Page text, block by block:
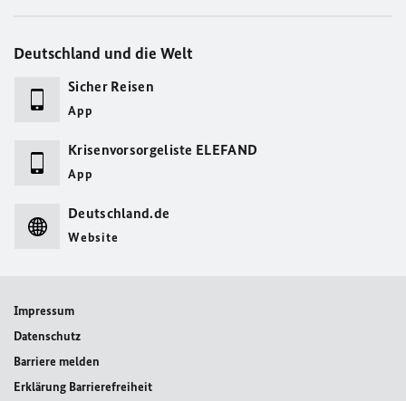
Deutschland und die Welt
Sicher Reisen
App
Krisenvorsorgeliste ELEFAND
App
Deutschland.de
Website
Impressum
Datenschutz
Barriere melden
Erklärung Barrierefreiheit